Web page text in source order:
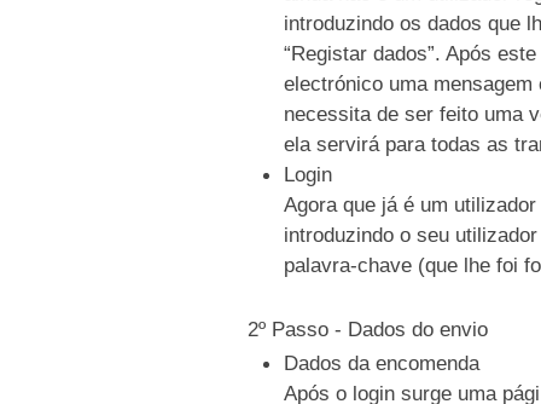
introduzindo os dados que
“Registar dados”. Após
electrónico uma
necessita de ser feito uma
ela servirá para todas as
Login
Agora que já é um
introduzindo o seu
palavra-chave (que lhe foi
2º Passo - Dados do envio
Dados da encomenda
Após o login surge uma